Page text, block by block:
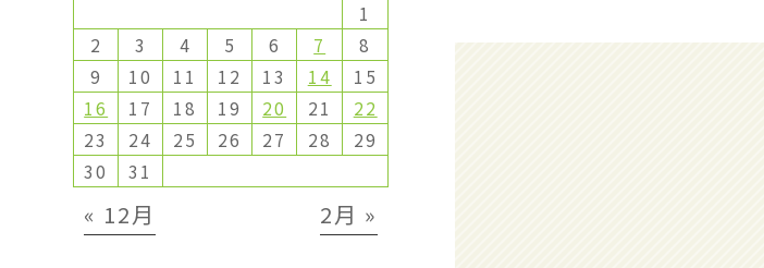
1
2
3 4 5 6 7
8
9
10 11 12 13 14
15
16
17 18 19 20 21
22
23
24 25 26 27 28
29
30
31
« 12月 2月 »